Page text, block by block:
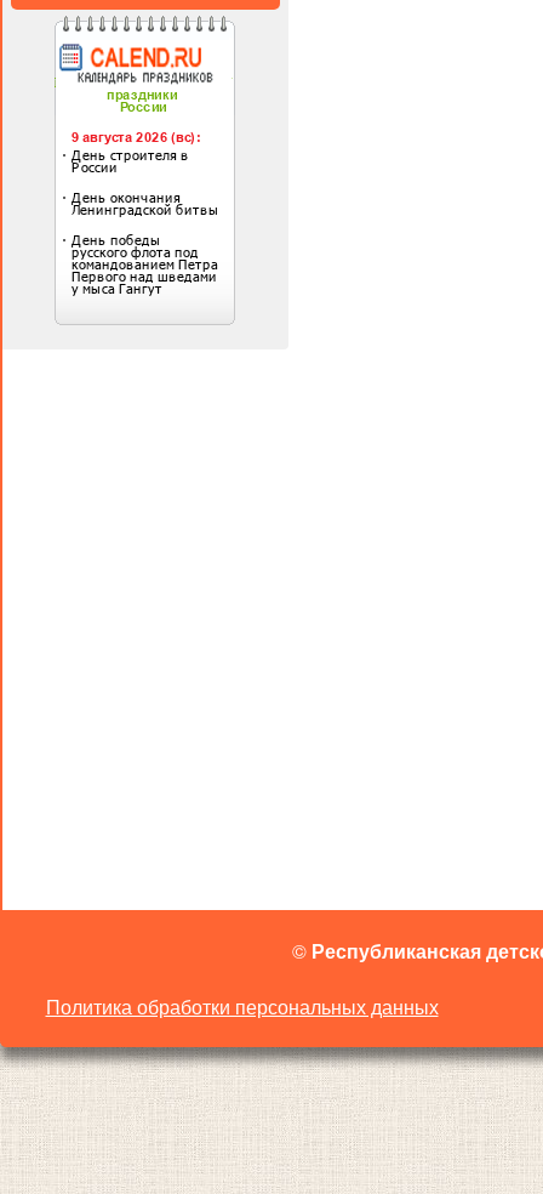
© Республиканская
Политика обработки персональных данных